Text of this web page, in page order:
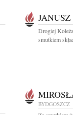
Drogiej
smutkiem
BYDGOSZCZ